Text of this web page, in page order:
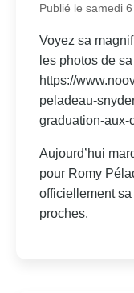
Publié le samedi
Voyez sa
les photos de
https://
peladeau-
graduation-aux-
Aujourd’hui
pour Romy
officiellement
proches.